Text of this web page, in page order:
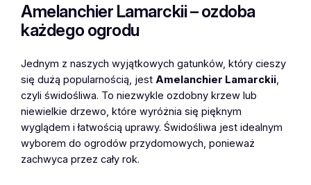
Amelanchier Lamarckii – ozdoba
każdego ogrodu
Jednym z naszych wyjątkowych gatunków, który cieszy
się dużą popularnością, jestAmelanchier Lamarckii,
czyli świdośliwa. To niezwykle ozdobny krzew lub
niewielkie drzewo, które wyróżnia się pięknym
wyglądem i łatwością uprawy. Świdośliwa jest idealnym
wyborem do ogrodów przydomowych, ponieważ
zachwyca przez cały rok.